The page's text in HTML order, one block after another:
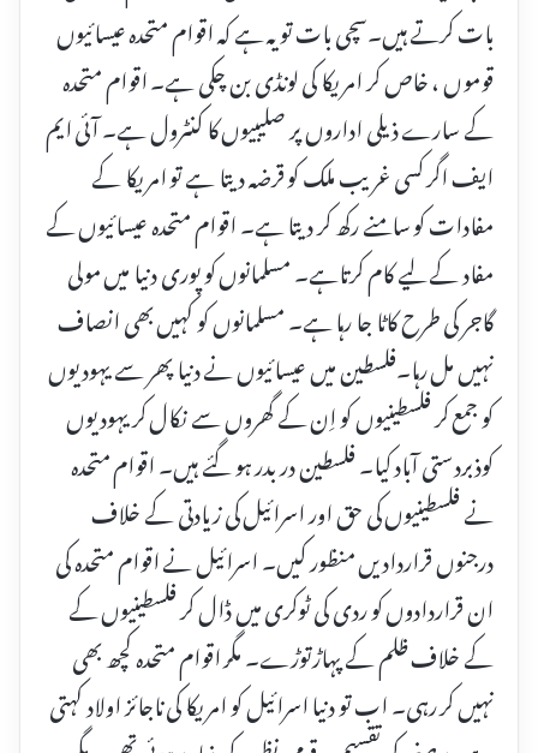
بات کرتے ہیں۔سچی بات تو یہ ہے کہ اقوام متحدہ عیسائیوں
قوموں ، خاص کر امریکا کی لونڈی بن چکی ہے۔ اقوام متحدہ
کے سارے ذیلی اداروں پر صلیبیوں کا کنٹرول ہے۔ آئی ایم
ایف اگر کسی غریب ملک کو قرضہ دیتا ہے تو امریکا کے
مفادات کو سامنے رکھ کر دیتا ہے۔ اقوام متحدہ عیسائیوں کے
مفاد کے لیے کام کرتاہے۔ مسلمانوں کو پوری دنیا میں مولی
گاجر کی طرح کاٹا جا رہا ہے۔ مسلمانوں کو کہیں بھی انصاف
نہیں مل رہا۔فلسطین میں عیسائیوں نے دنیا پھر سے یہودیوں
کو جمع کر فلسطینیوں کو اِن کے گھروں سے نکال کر یہودیوں
کوذبردستی آباد کیا۔ فلسطین در بدر ہو گئے ہیں۔ اقوام متحدہ
نے فلسطینیوں کی حق اور اسرائیل کی زیادتی کے خلاف
درجنوں قراردادیں منظور کیں۔ اسرائیل نے اقوام متحدہ کی
ان قراردادوں کو ردی کی ٹوکری میں ڈال کر فلسطینیوں کے
کے خلاف ظلم کے پہاڑتوڑے۔ مگر اقوام متحدہ کچھ بھی
نہیں کر رہی۔ اب تو دنیا اسرائیل کو امریکا کی ناجائز اولاد کہتی